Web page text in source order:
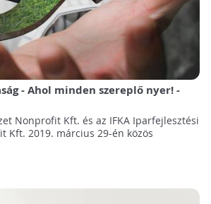
- Ahol minden szereplő nyer! -
Nonprofit Kft. és az IFKA Iparfejlesztési
Kft. 2019. március 29-én közös